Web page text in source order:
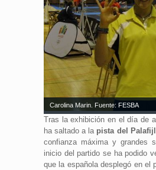
Carolina Marin. Fuente: FESBA
Tras la exhibición en el día de
ha saltado a la pista del
confianza máxima y grandes
inicio del partido se ha podido
que la española desplegó en el